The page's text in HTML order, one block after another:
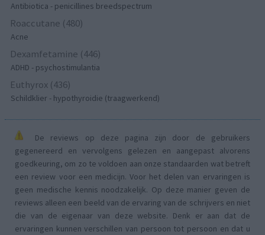
Antibiotica - penicillines breedspectrum
Roaccutane (480)
Acne
Dexamfetamine (446)
ADHD - psychostimulantia
Euthyrox (436)
Schildklier - hypothyroidie (traagwerkend)
De reviews op deze pagina zijn door de gebruikers
gegenereerd en vervolgens gelezen en aangepast alvorens
goedkeuring, om zo te voldoen aan onze standaarden wat betreft
een review voor een medicijn. Voor het delen van ervaringen is
geen medische kennis noodzakelijk. Op deze manier geven de
reviews alleen een beeld van de ervaring van de schrijvers en niet
die van de eigenaar van deze website. Denk er aan dat de
ervaringen kunnen verschillen van persoon tot persoon en dat u